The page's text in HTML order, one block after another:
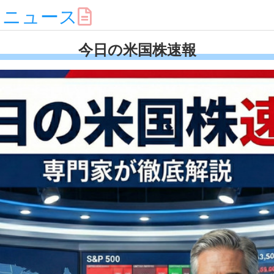
ュース
今日の米国株速報